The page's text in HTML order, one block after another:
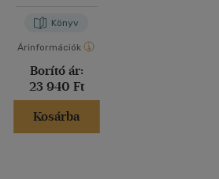
Könyv
Árinformációk
Borító ár:
23 940 Ft
Kosárba